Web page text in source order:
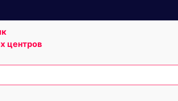
центров